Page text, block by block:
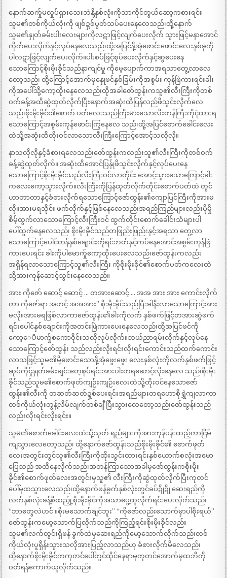
နောက်ဆက်ှုမလှုပ်ရှားသေးဘဲနို့နှစ်လုံးကိုသာကိုင်တွယ်ဆော့ကစားရင်း
သူမ၏တစ်ကိုယ်လုံးကို ဖျစ်ဍှစ်ပွတ်သပ်ပေးနေလေသည်၊ထို့နောက်
သူမ၏နှုတ်ခမ်းပါးလေးများကိုလဋာဖြင့်လျက်ပေးလိုက် သွားဖြင့်မနာအောင်
ကိုက်ပေးလိုက်နှင့်လုပ်နေလေသည်၊ထို့အပြင်နို့အုံဖောင်းဖောင်းလေးနှစ်ခုကို
ပါလဋာဖြင့်လျက်ပေးလိုက်။ပါးစပ်ဖြင့်စုပ်ပေးလိုက်နှင့်ဆွပေးနေ
သောကြောင့်စိုးမိုးခိုင်သည်နာကျင်မှု ကိုမေ့ပျောက်ကာအရသာတွေ့လာလေ
တော့သည်၊ ထို့ကြောင့်အောက်မှနှေုဖင်နှစ်ခြမ်းကိုအစွမ်း ကုန်ဖြဲကားရင်းခါး
ကိုအပေါ်သို့ကော့ထိုးနေလေသည်၊ထိုအခါဇော်ထွန်းကသူ၏လီးကြီးကိုတစ်
ဝက်ခန့်အထိဆွဲထုတ်လိုက်ပြီးနောက်အဆုံးထိပြန်လည်ဖိသွင်းလိုက်လေ
သည်၊စိုးမိုးခိုင်၏စောက် ပတ်လေးသည်ကြီးမားသောလီးတန်ကြီးကိုငုံထားရ
သောကြောင့်အစွမ်းကုန်ဖောင်းကြွနေလေ သည်၊ထို့အပြင်စောက်ခေါင်းလေး
ထဲသို့အဆုံးထိတိုးဝင်လာသောလီးကြီးကြောင့်အောင့်သလိုလို။
နာသလိုလိုနှင့်ခံစားရလေသည်၊ဇော်ထွန်းကလည်းသူ၏လီးကြီးကိုတစ်ဝက်
ခန့်ဆွဲထုတ်လိုက်။ အဆုံးထိအောင်ပြန်ှုဖိသွင်းလိုက်နှင့်လုပ်ပေးနေ
သောကြောင့်စိုးမိုးခိုင်သည်လီးကြီးဝင်လာတိုင်း အောင့်သွားသောကြောင့်ခါး
ကလေးကော့သွားလိုက်။လီးကြီးကိုပြန်ထုတ်လိုက်တိုင်းစောက်ပတ်ထဲ တွင်
ဟာတာတာနှင့်ခံစားလိုက်ရသောကြောင့်ဇော်ထွန်း၏ကျောပြင်ကြီးကိုအားမ
လို။အားမရသိုင်း ဖက်လိုက်နှင့်ဖြစ်နေလေသည်၊အရည်ကြည်များလည်းပိုမှို
စိမ့်ထွက်လာသောကြောင့်လီးကြီးဝင် ထွက်တိုင်းစောက်ခေါင်းသံများပါ
ပေါ်ထွက်နေလေသည်၊ စိုးမိုးခိုင်သည်တဖြည်းဖြည်းနှင့်အရသာ တွေ့လာ
သောကြောင့်ပေါင်တန်နှစ်ချောင်းကိုရင်ဘတ်နှင့်ကပ်နေအောင်အစွမ်းကုန်ဖြဲ
ကားပေးရင်း ခါးကိုပါမောက်ှုကော့ထိုးပေးလေသည်၊ဇော်ထွန်းကလည်း
အရှိန်ရလာသောကြောင့်သူ၏လီးကြီး ကိုစိုးမိုးခိုင်၏စောက်ပတ်ကလေးထဲ
သို့အားကုန်ဆောင့်သွင်းနေလေသည်။
အား ကိုဇော် ဆောင့် ဆောင့် … တအားဆောင့်…. အအ အား အား ကောင်းလိုက်
တာ ကိုဇော်ရာ အဟင့် အအအား” စိုးမိုးခိုင်သည်ပြီးခါနီးလာသောကြောင့်အား
မလို။အားမရဖြစ်လာကာဇော်ထွန်း၏ခါးကိုလက် နှစ်ဖက်ဖြင့်တအားဆွဲဖက်
ရင်းပေါင်နှစ်ချောင်းကိုအတင်းဖြဲကားပေးနေလေသည်၊ထို့အပြင်ဖင်ကို
ကော့ေÕမာက်ှုစကောဝိုင်းသလိုလုပ်လိုက်။ဘယ်ညာရမ်းလိုက်နှင့်လုပ်နေ
သောကြောင့်ဇော်ထွန်း သည်လည်းလိုးရင်းလိုးရင်းကောင်းသည်ထက်ကောင်း
လာသဖြင့်သူမ၏မို့ဖောင်းသောနို့အုံဖွေးဖွေး လေးနှစ်လုံးကိုလက်နှစ်ဖက်ဖြင့်
ဆုပ်ကိုင်ှုနှုတ်ခမ်းချင်းတေ့စုပ်ရင်းအားပါးတရဆောင့်လိုးနေလေ သည်၊စိုးမိုး
ခိုင်သည်သူမ၏စောက်ဖုတ်ကျဉ်းကျဉ်းလေးထဲသို့တိုးဝင်နေသောဇော်
ထွန်း၏လီးကို တဆတ်ဆတ်ဍှစ်ပေးရင်းအရည်များတရဟောစိုရွှဲကျလာကာ
တစ်ကိုယ်လုံးတွန့်လိမ်လျက်တစ်ချီ ပြီးသွားလေတော့သည်၊ဇော်ထွန်းသည်
လည်းလိုးရင်းလိုးရင်း။
သူမ၏စောက်ခေါင်းလေးထဲသို့သုတ် ရည်များကိုအားကုန်ပန်းထည့်ကာငြိမ်
ကျသွားလေတော့သည်၊ ထို့နောက်ဇော်ထွန်းသည်စိုးမိုးခိုင်၏ စောက်ဖုတ်
လေးအတွင်းတွင်သူ၏လီးကြီးကိုထိုးသွင်းထားရင်းနှစ်ယောက်စလုံးအမော
ပြေသည် အထိနေလိုက်သည်၊အတန်ကြာသောအခါမှဇော်ထွန်းကစိုးမိုး
ခိုင်၏စောက်ဖုတ်လေးအတွင်းမှသူ၏ လီးကြီးကိုဆွဲထုတ်လိုက်ပြီးကုတင်
ပေါ်မှထသွားလေသည်၊ထို့နောက်ဖန်ခွက်နှစ်လုံးတွင်ခပ်ဍိုဍို ဆေးရည်ကို
လက်နှစ်လုံးခန့်စီထည်ှု့စိုးမိုးခိုင်ကိုအသာပွေ့ထူလိုက်ရင်းပေးလိုက်သည်၊
“ဘာတွေလဲဟင် ။စိုးမသောက်ချင်ဘူး” “ကိုဇော်လည်းသောက်မှာပါစိုးရယ်”
ဇော်ထွန်းကမော့သောက်ပြလိုက်သည်ကိုကြည့်ရင်းစိုးမိုးခိုင်လည်း
သူမ၏လက်တွင်းရှိဖန် ခွက်ထဲမှဆေးရည်ကိုမော့သောက်လိုက်သည်၊တစ်
ကိုယ်လုံးပူရှိန်းသွားသလိုအားပြည့်လာသည်ဟု ခံစားလိုက်မိလေသည်၊
ထို့နောက်စိုးမိုးခိုင်ကကုတင်ပေါ်တွင်ထိုင်နေရာမှကုတင်အောက်မှထဘီကို
ဝတ်ရန်ကောက်ယူလိုက်သည်။